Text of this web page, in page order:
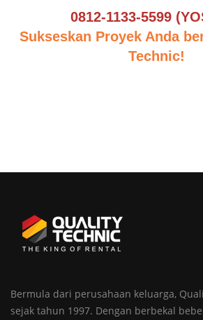
0812-1133-5599
Sukseskan Proyek Anda
Technic!
Bermula dari perusahaan keluarga,
sejak tahun 1997. Dengan berbekal